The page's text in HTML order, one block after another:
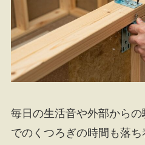
毎日の生活音や外部から
でのくつろぎの時間も落